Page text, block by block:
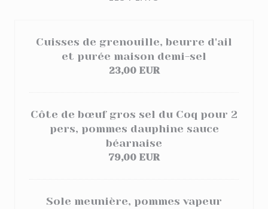
Cuisses de grenouille, beurre d'ail
et purée maison demi-sel
23,00 EUR
Côte de bœuf gros sel du Coq pour 2
pers, pommes dauphine sauce
béarnaise
79,00 EUR
Sole meunière, pommes vapeur